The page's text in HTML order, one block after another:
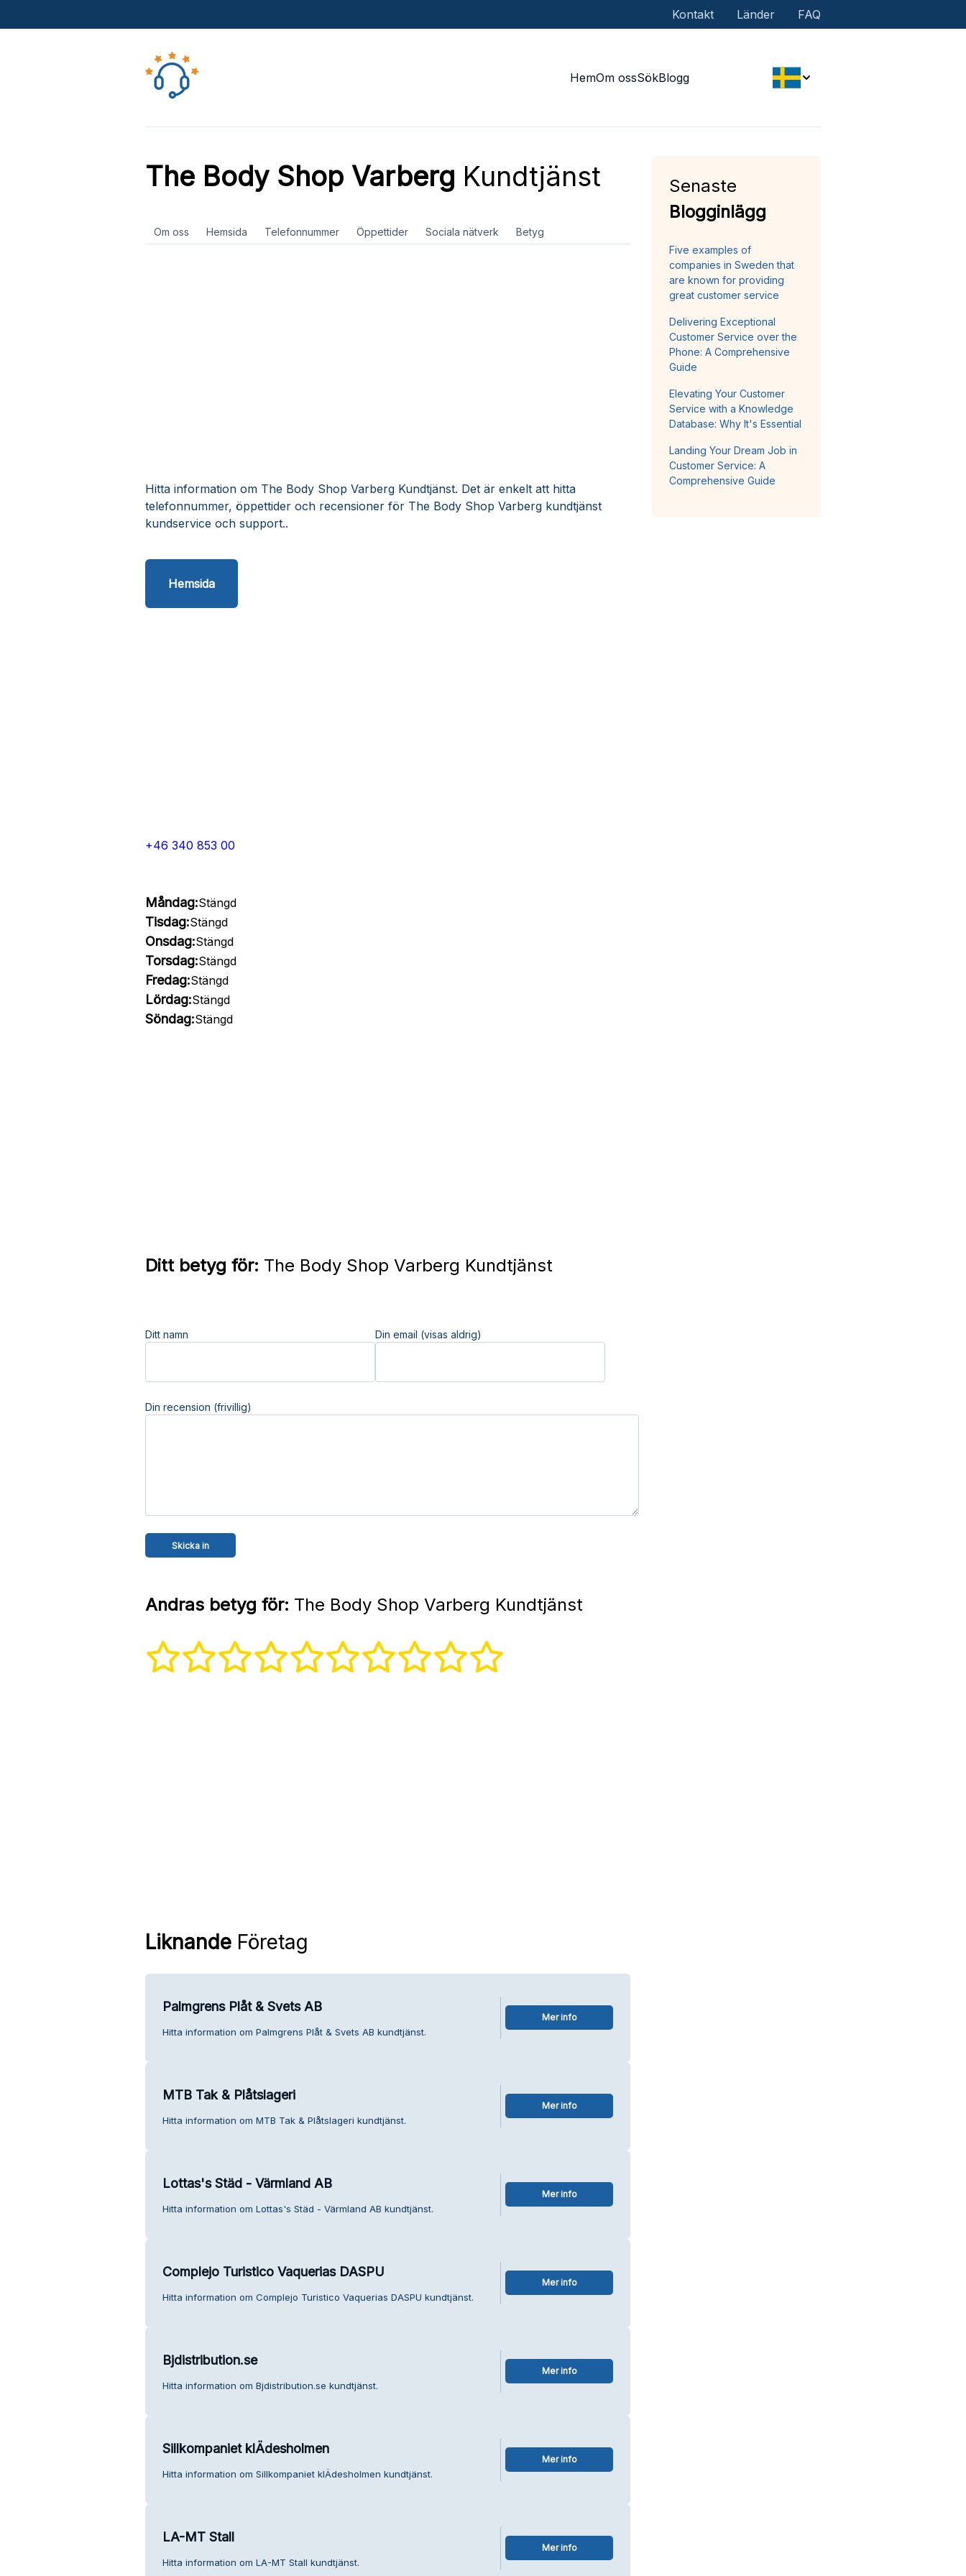
Kontakt Länder FAQ
HemOm ossSökBlogg
The Body Shop Varberg Kundtjänst
Om oss Hemsida Telefonnummer Öppettider Sociala nätverk Betyg
Hitta information om The Body Shop Varberg Kundtjänst. Det är enkelt att hitta
telefonnummer, öppettider och recensioner för The Body Shop Varberg kundtjänst
kundservice och support..
Hemsida
+46 340 853 00
Måndag:Stängd
Tisdag:Stängd
Onsdag:Stängd
Torsdag:Stängd
Fredag:Stängd
Lördag:Stängd
Söndag:Stängd
Ditt betyg för: The Body Shop Varberg Kundtjänst
Ditt namn Din email (visas aldrig)
Din recension (frivillig)
Andras betyg för: The Body Shop Varberg Kundtjänst
LiknandeFöretag
Palmgrens Plåt & Svets AB
Hitta information om Palmgrens Plåt & Svets AB kundtjänst.
Mer info
MTB Tak & Plåtslageri
Hitta information om MTB Tak & Plåtslageri kundtjänst.
Mer info
Lottas's Städ - Värmland AB
Hitta information om Lottas's Städ - Värmland AB kundtjänst.
Mer info
Complejo Turistico Vaquerias DASPU
Hitta information om Complejo Turistico Vaquerias DASPU kundtjänst.
Mer info
Bjdistribution.se
Hitta information om Bjdistribution.se kundtjänst.
Mer info
Sillkompaniet klÄdesholmen
Hitta information om Sillkompaniet klÄdesholmen kundtjänst.
Mer info
LA-MT Stall
Hitta information om LA-MT Stall kundtjänst.
Mer info
Senaste
Blogginlägg
Five examples of
companies in Sweden that
are known for providing
great customer service
Delivering Exceptional
Customer Service over the
Phone: A Comprehensive
Guide
Elevating Your Customer
Service with a Knowledge
Database: Why It's Essential
Landing Your Dream Job in
Customer Service: A
Comprehensive Guide